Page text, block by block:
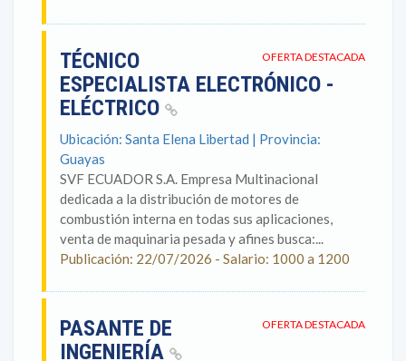
OFERTA DESTACADA
TÉCNICO
ESPECIALISTA ELECTRÓNICO -
ELÉCTRICO
Ubicación: Santa Elena Libertad | Provincia:
Guayas
SVF ECUADOR S.A. Empresa Multinacional
dedicada a la distribución de motores de
combustión interna en todas sus aplicaciones,
venta de maquinaria pesada y afines busca:...
Publicación: 22/07/2026 - Salario: 1000 a 1200
OFERTA DESTACADA
PASANTE DE
INGENIERÍA